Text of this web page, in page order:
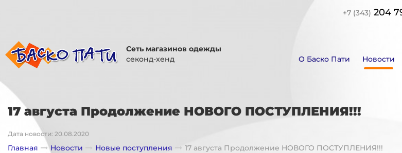
+7 (343) 204
Сеть магазинов одежды
секонд-хенд
О Баско Пати Новости
17 августа Продолжение НОВОГО ПОСТУПЛЕНИЯ!!!
Дата новости: 20.08.2020
Главная Новости Новые поступления 17 августа Продолжение НОВОГО ПОСТУПЛЕНИЯ!!!